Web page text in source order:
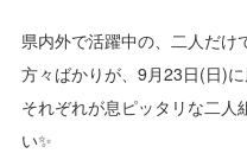
県内外で活躍中の、二人だけ
方々ばかりが、9月23日(日)
それぞれが息ピッタリな二人
い✨